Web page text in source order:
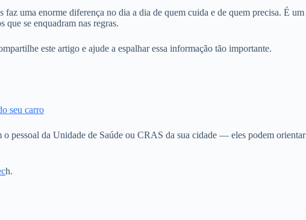
faz uma enorme diferença no dia a dia de quem cuida e de quem precisa. É um
que se enquadram nas regras.
este artigo e ajude a espalhar essa informação tão importante.
seu carro
pessoal da Unidade de Saúde ou CRAS da sua cidade — eles podem orientar
h.